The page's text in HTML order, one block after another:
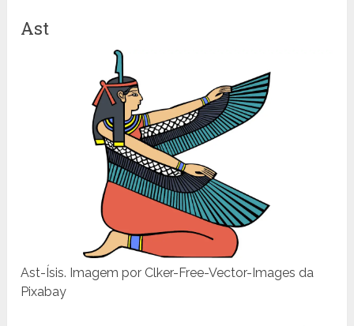
Ast
Ast-Ísis. Imagem por Clker-Free-Vector-Images da
Pixabay